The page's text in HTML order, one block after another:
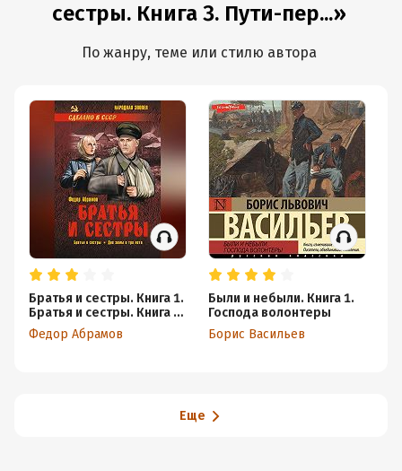
сестры. Книга 3. Пути-пер...»
По жанру, теме или стилю автора
Братья и сестры. Книга 1.
Братья и сестры. Книга 2.
Две зимы и три лета
Федор Абрамов
Были и небыли. Книга 1.
Господа волонтеры
Борис Васильев
Еще